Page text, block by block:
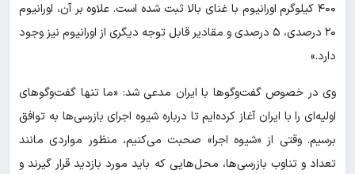
۴۰۰ کیلوگرم اورانیوم با غنای بالا ثبت شده است. علاوه بر آن، اورانیوم
۲۰ درصدی، ۵ درصدی و مقادیر قابل توجه دیگری از اورانیوم نیز وجود
دارد.»
وی در خصوص گفت‌وگوها با ایران مدعی شد: «ما تنها گفت‌وگوهای
اولیه‌ای را با ایران آغاز کرده‌ایم تا درباره شیوه اجرای بازرسی‌ها به توافق
برسیم. وقتی از «شیوه اجرا» صحبت می‌کنیم، منظور مواردی مانند
تعداد و تناوب بازرسی‌ها، محل‌هایی که باید مورد بازدید قرار گیرند و